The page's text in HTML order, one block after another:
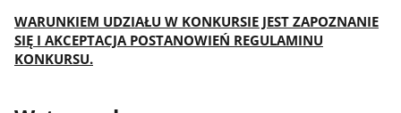
WARUNKIEM UDZIAŁU W KONKURSIE JEST ZAPOZNANIE
SIĘ I AKCEPTACJA POSTANOWIEŃ REGULAMINU
KONKURSU.